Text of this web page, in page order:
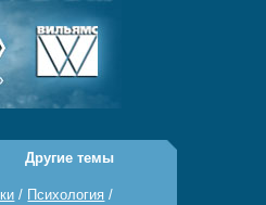
Другие темы
/ Психология /